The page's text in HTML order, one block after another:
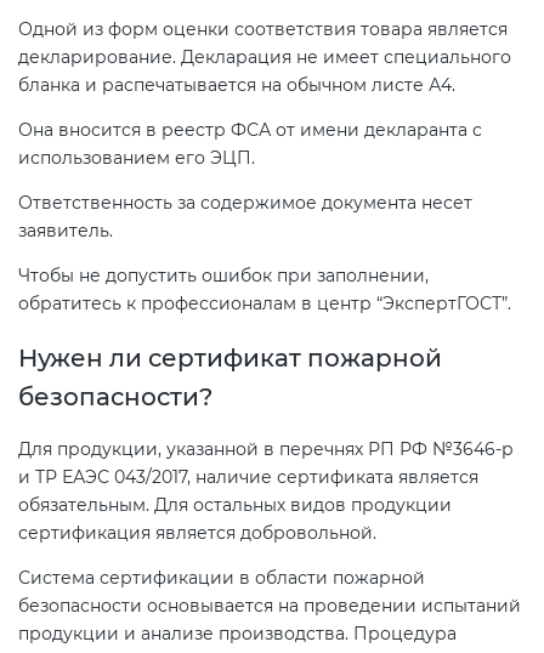
Одной из форм оценки соответствия товара является
декларирование. Декларация не имеет специального
бланка и распечатывается на обычном листе А4.
Она вносится в реестр ФСА от имени декларанта с
использованием его ЭЦП.
Ответственность за содержимое документа несет
заявитель.
Чтобы не допустить ошибок при заполнении,
обратитесь к профессионалам в центр “ЭкспертГОСТ”.
Нужен ли сертификат пожарной
безопасности?
Для продукции, указанной в перечнях РП РФ №3646-р
и ТР ЕАЭС 043/2017, наличие сертификата является
обязательным. Для остальных видов продукции
сертификация является добровольной.
Система сертификации в области пожарной
безопасности основывается на проведении испытаний
продукции и анализе производства. Процедура